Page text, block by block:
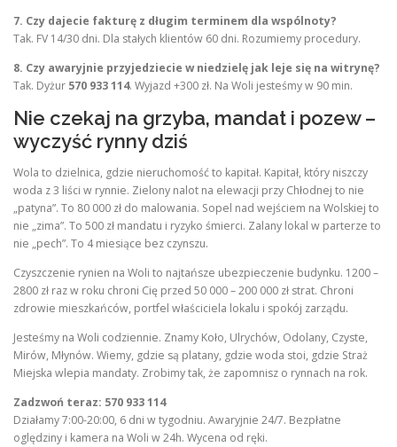
7. Czy dajecie fakturę z długim terminem dla wspólnoty?
Tak. FV 14/30 dni. Dla stałych klientów 60 dni. Rozumiemy procedury.
8. Czy awaryjnie przyjedziecie w niedzielę jak leje się na witrynę?
Tak. Dyżur 570 933 114. Wyjazd +300 zł. Na Woli jesteśmy w 90 min.
Nie czekaj na grzyba, mandat i pozew –
wyczyść rynny dziś
Wola to dzielnica, gdzie nieruchomość to kapitał. Kapitał, który niszczy
woda z 3 liści w rynnie. Zielony nalot na elewacji przy Chłodnej to nie
„patyna”. To 80 000 zł do malowania. Sopel nad wejściem na Wolskiej to
nie „zima”. To 500 zł mandatu i ryzyko śmierci. Zalany lokal w parterze to
nie „pech”. To 4 miesiące bez czynszu.
Czyszczenie rynien na Woli to najtańsze ubezpieczenie budynku. 1200 –
2800 zł raz w roku chroni Cię przed 50 000 – 200 000 zł strat. Chroni
zdrowie mieszkańców, portfel właściciela lokalu i spokój zarządu.
Jesteśmy na Woli codziennie. Znamy Koło, Ulrychów, Odolany, Czyste,
Mirów, Młynów. Wiemy, gdzie są platany, gdzie woda stoi, gdzie Straż
Miejska wlepia mandaty. Zrobimy tak, że zapomnisz o rynnach na rok.
Zadzwoń teraz: 570 933 114
Działamy 7:00-20:00, 6 dni w tygodniu. Awaryjnie 24/7. Bezpłatne
oględziny i kamera na Woli w 24h. Wycena od ręki.